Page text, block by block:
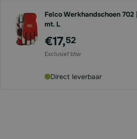
Felco Werkhandschoen
mt. L
€17,52
Direct leverbaar